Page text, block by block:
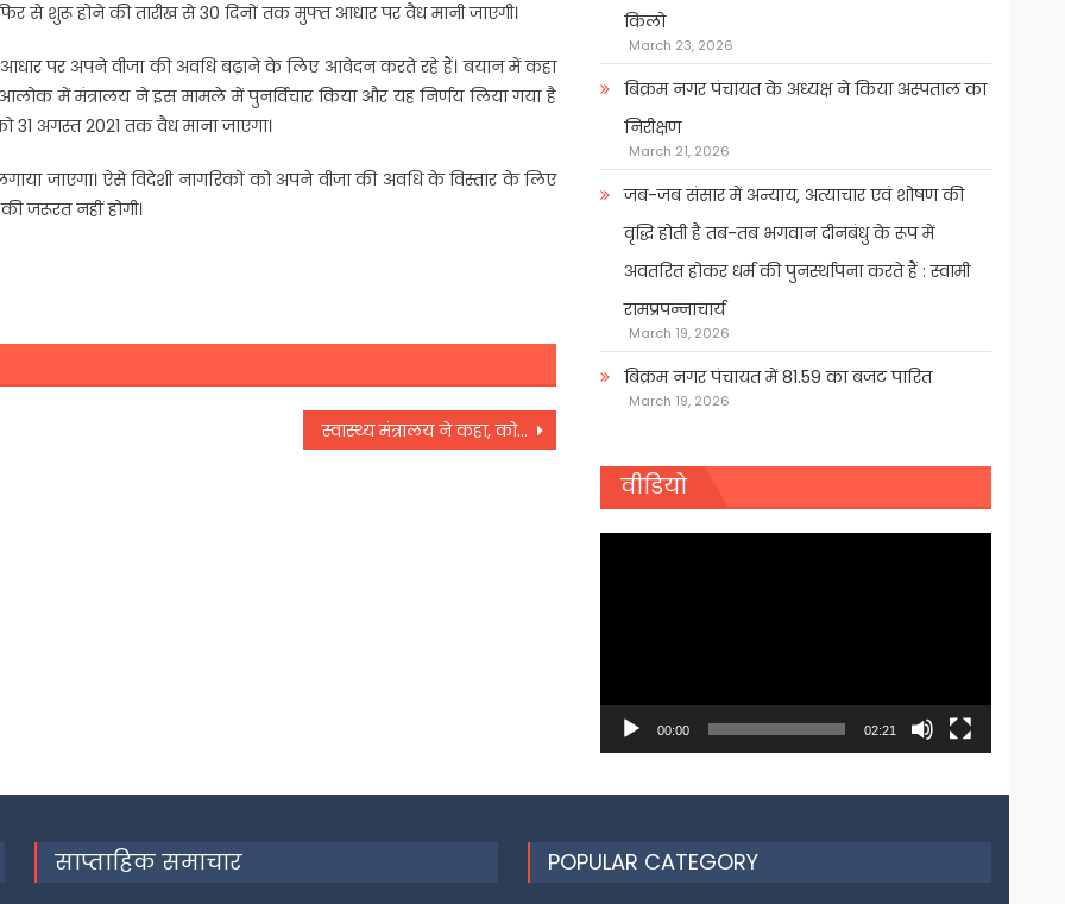
से शुरू होने की तारीख से 30 दिनों तक मुफ्त आधार पर वैध मानी जाएगी।
पर अपने वीजा की अवधि बढ़ाने के लिए आवेदन करते रहे हैं। बयान में कहा
में मंत्रालय ने इस मामले में पुनर्विचार किया और यह निर्णय लिया गया है
31 अगस्त 2021 तक वैध माना जाएगा।
जाएगा। ऐसे विदेशी नागरिकों को अपने वीजा की अवधि के विस्तार के लिए
नहीं होगी।
स्वास्थ्य मंत्रालय ने कहा, कोरोना के मामलों में आ रही कमी, 66 फीसद मामले हैं सिर्फ 5 राज्यों से
किलो
March 23, 2026
बिक्रम नगर पंचायत के अध्यक्ष ने किया अस्पताल का
निरीक्षण
March 21, 2026
जब-जब संसार में अन्याय, अत्याचार एवं शोषण की
वृद्धि होती है तब-तब भगवान दीनबंधु के रूप में
अवतरित होकर धर्म की पुनर्स्थापना करते हैं : स्वामी
रामप्रपन्नाचार्य
March 19, 2026
बिक्रम नगर पंचायत में 81.59 का बजट पारित
March 19, 2026
वीडियो
00:00 02:21
साप्ताहिक समाचार POPULAR CATEGORY